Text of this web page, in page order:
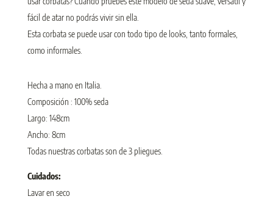
fácil de atar no podrás vivir sin ella.
Esta corbata se puede usar con todo tipo de looks, tanto formales,
como informales.
Hecha a mano en Italia.
Composición : 100% seda
Largo: 148cm
Ancho: 8cm
Todas nuestras corbatas son de 3 pliegues.
Cuidados:
Lavar en seco